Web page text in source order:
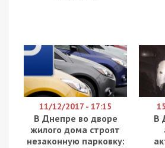
соцдосліджень Лідія
українці мають32 роки
на пенсію.
Тобто більшість українців цю
проблем. Але це тільки поки
підвищення вимог
справжньою проблемою для